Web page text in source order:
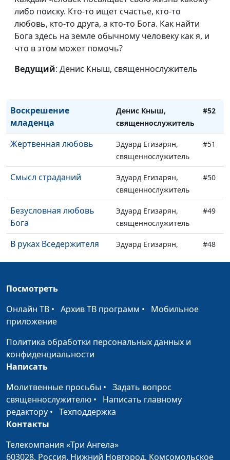
либо поиску. Кто-то ищет счастье, кто-то
любовь, кто-то друга, а кто-то Бога. Как найти
Бога здесь на земле обычному человеку как я, и
что в этом может помочь?
Ведущий: Денис Кныш, священнослужитель
Испытание верности
Денис Кныш,
священнослужитель
Дом милосердия
Денис Кныш,
В рабстве у суеты
Воскрешение
младенца
Денис Кныш,
священнослужитель
#52
Жертвенная любовь
Эдуард Егизарян,
священнослужитель
#51
Смысл страданий
Эдуард Егизарян,
священнослужитель
#50
Безусловная любовь
Бога
Эдуард Егизарян,
священнослужитель
#49
В руках Вседержителя
Эдуард Егизарян,
#48
Рождественский
праздник
Эдуард Егизарян,
Третье искушение
Христа
Эдуард Егизарян,
Христа
священнослужитель
Первое искушение
Христа
Молитва Иависа
Эдуард Егизарян,
священнослужитель
Посмотреть
Онлайн ТВ • Архив ТВ программ • Мобильное
приложение
Политика обработки персональных данных и
конфиденциальности
Написать
Молитвенные просьбы • Задать вопрос
священнослужителю • Написать главному
редактору • Техподдержка
Контакты
Телекомпания «Три Ангела»
603028, Россия, Нижний Новгород, Комсомольское